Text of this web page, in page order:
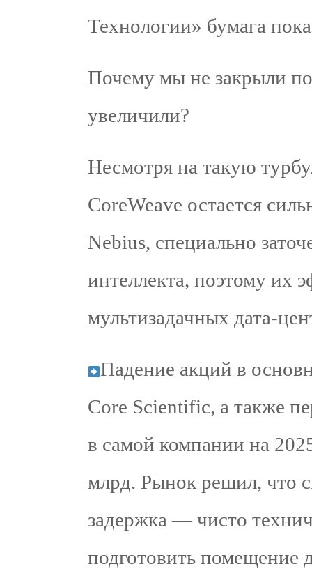
Технологии» бумага
Почему мы не закрыли
увеличили?
Несмотря на такую
CoreWeave остается
Nebius, специально
интеллекта, поэтому их
мультизадачных дата-
Падение акций в
Core Scientific, а также
в самой компании на
млрд. Рынок решил, что
задержка — чисто
подготовить помещение